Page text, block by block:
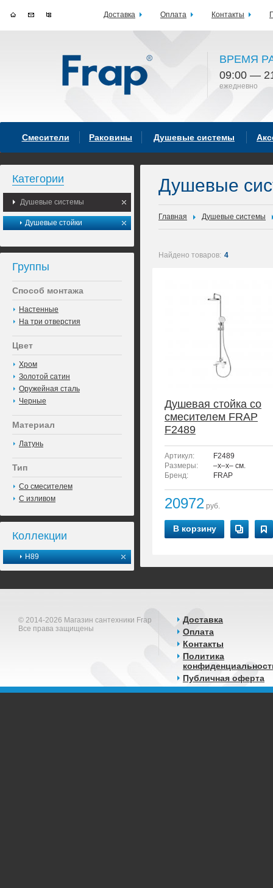
ВРЕМЯ
09:00 —
ежедневно
Смесители Раковины Душевые системы
Категории
Душевые системы
Душевые стойки
Группы
Способ монтажа
Настенные
На три отверстия
Цвет
Хром
Золотой сатин
Оружейная сталь
Черные
Материал
Латунь
Тип
Со смесителем
С изливом
Коллекции
H89
Душевые
Главная Душевые системы
Найдено товаров: 4
Душевая стойка со
смесителем FRAP
F2489
Артикул:
F2489
Размеры:
–x–x– см.
Бренд:
FRAP
20972 руб.
В корзину
© 2014-2026 Магазин сантехники Frap
Все права защищены
Доставка
Оплата
Контакты
Политика
Публичная оферта
Доставка Оплата Контакты